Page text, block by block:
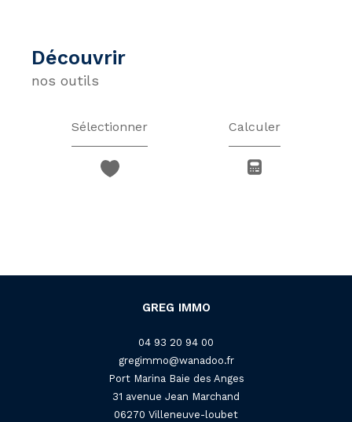
découvrir
nos outils
Sélectionner Calculer
GREG IMMO
04 93 20 94 00
gregimmo@wanadoo.fr
Port Marina Baie des Anges
31 avenue Jean Marchand
06270
villeneuve-loubet